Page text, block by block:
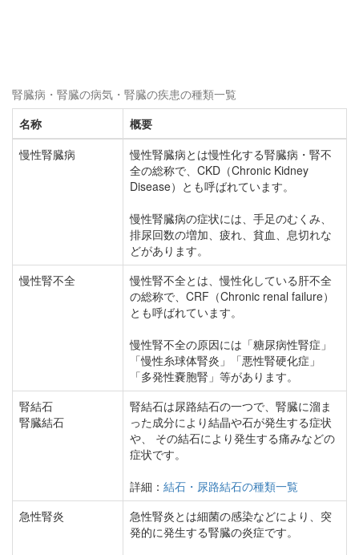
腎臓病・腎臓の病気・腎臓の疾患の種類一覧
名称
概要
慢性腎臓病
慢性腎臓病とは慢性化する腎臓病・腎不
全の総称で、CKD（Chronic Kidney
Disease）とも呼ばれています。
慢性腎臓病の症状には、手足のむくみ、
排尿回数の増加、疲れ、貧血、息切れな
どがあります。
慢性腎不全
慢性腎不全とは、慢性化している肝不全
の総称で、CRF（Chronic renal failure）
とも呼ばれています。
慢性腎不全の原因には「糖尿病性腎症」
「慢性糸球体腎炎」「悪性腎硬化症」
「多発性嚢胞腎」等があります。
腎結石
腎臓結石
腎結石は尿路結石の一つで、腎臓に溜ま
った成分により結晶や石が発生する症状
や、 その結石により発生する痛みなどの
症状です。
詳細： 結石・尿路結石の種類一覧
急性腎炎
急性腎炎とは細菌の感染などにより、突
発的に発生する腎臓の炎症です。